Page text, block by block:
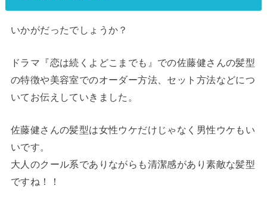
いかがだったでしょうか？
ドラマ『恋は続くよどこまでも』での佐藤健さんの髪型
の特徴や美容室でのオーダー方法、セット方法などにつ
いてお伝えしていきました。
佐藤健さんの髪型は女性ウケだけじゃなく男性ウケもい
いです。
大人のクール系でありながらも清潔感があり素敵な髪型
ですね！！